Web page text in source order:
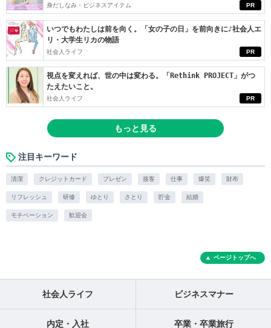
PR
身だしなみ・ビジネスアイテム
PR
いつでもわたしは前を向く。「女の子の日」を前向きに♪社会人エ
リ・大学生リカの物語
社会人ライフ
PR
視点を変えれば、世の中は変わる。「Rethink PROJECT」がつ
たえたいこと。
社会人ライフ
もっと見る
注目キーワード
清潔 クレジットカード プレゼン 接客 仕事 爆笑 財布
リフレッシュ 研修 ゆとり さとり 貯金 結婚
モチベーション 歓迎会
ページトップへ
社会人ライフ ビジネスマナー
内定・入社 卒業・卒業旅行